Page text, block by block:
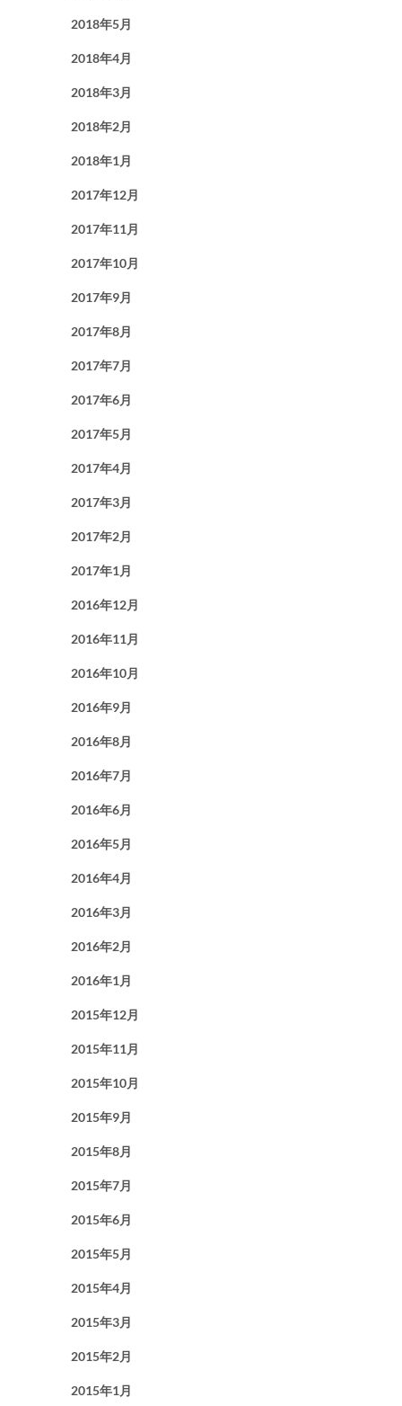
2018年5月
2018年4月
2018年3月
2018年2月
2018年1月
2017年12月
2017年11月
2017年10月
2017年9月
2017年8月
2017年7月
2017年6月
2017年5月
2017年4月
2017年3月
2017年2月
2017年1月
2016年12月
2016年11月
2016年10月
2016年9月
2016年8月
2016年7月
2016年6月
2016年5月
2016年4月
2016年3月
2016年2月
2016年1月
2015年12月
2015年11月
2015年10月
2015年9月
2015年8月
2015年7月
2015年6月
2015年5月
2015年4月
2015年3月
2015年2月
2015年1月